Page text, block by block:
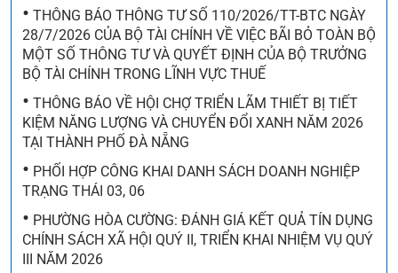
• THÔNG BÁO THÔNG TƯ SỐ 110/2026/TT-BTC NGÀY
28/7/2026 CỦA BỘ TÀI CHÍNH VỀ VIỆC BÃI BỎ TOÀN BỘ
MỘT SỐ THÔNG TƯ VÀ QUYẾT ĐỊNH CỦA BỘ TRƯỞNG
BỘ TÀI CHÍNH TRONG LĨNH VỰC THUẾ
• THÔNG BÁO VỀ HỘI CHỢ TRIỂN LÃM THIẾT BỊ TIẾT
KIỆM NĂNG LƯỢNG VÀ CHUYỂN ĐỔI XANH NĂM 2026
TẠI THÀNH PHỐ ĐÀ NẴNG
• PHỐI HỢP CÔNG KHAI DANH SÁCH DOANH NGHIỆP
TRẠNG THÁI 03, 06
• PHƯỜNG HÒA CƯỜNG: ĐÁNH GIÁ KẾT QUẢ TÍN DỤNG
CHÍNH SÁCH XÃ HỘI QUÝ II, TRIỂN KHAI NHIỆM VỤ QUÝ
III NĂM 2026